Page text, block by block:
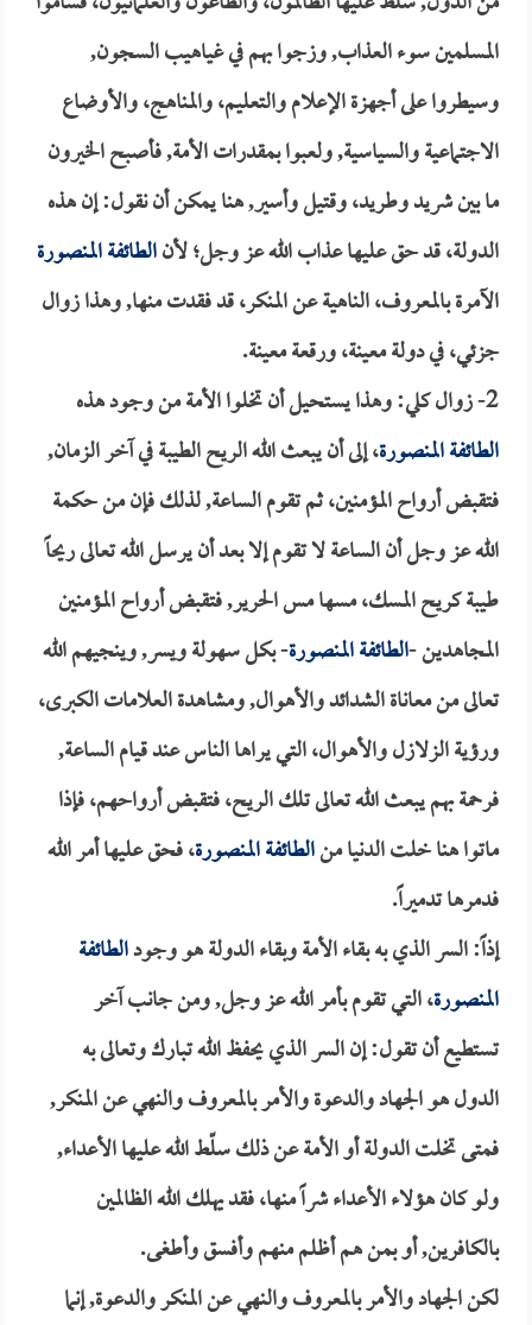
المسلمين سوء العذاب, وزجوا بهم في غياهيب السجون,
وسيطروا على أجهزة الإعلام والتعليم، والمناهج، والأوضاع
الاجتماعية والسياسية, ولعبوا بمقدرات الأمة, فأصبح الخيرون
ما بين شريد وطريد، وقتيل وأسير, هنا يمكن أن نقول: إن هذه
الدولة، قد حق عليها عذاب الله عز وجل؛ لأنالطائفة المنصورة
الآمرة بالمعروف، الناهية عن المنكر، قد فقدت منها, وهذا زوال
جزئي، في دولة معينة، ورقعة معينة.
2- زوال كلي: وهذا يستحيل أن تخلوا الأمة من وجود هذه
الطائفة المنصورة، إلى أن يبعث الله الريح الطيبة في آخر الزمان,
فتقبض أرواح المؤمنين، ثم تقوم الساعة, لذلك فإن من حكمة
الله عز وجل أن الساعة لا تقوم إلا بعد أن يرسل الله تعالى ريحاً
طيبة كريح المسك، مسها مس الحرير, فتقبض أرواح المؤمنين
المجاهدين -الطائفة المنصورة- بكل سهولة ويسر, وينجيهم الله
تعالى من معاناة الشدائد والأهوال, ومشاهدة العلامات الكبرى،
ورؤية الزلازل والأهوال، التي يراها الناس عند قيام الساعة,
فرحمة بهم يبعث الله تعالى تلك الريح، فتقبض أرواحهم، فإذا
ماتوا هنا خلت الدنيا منالطائفة المنصورة، فحق عليها أمر الله
فدمرها تدميراً.
إذاً: السر الذي به بقاء الأمة وبقاء الدولة هو وجودالطائفة
المنصورة، التي تقوم بأمر الله عز وجل, ومن جانب آخر
تستطيع أن تقول: إن السر الذي يحفظ الله تبارك وتعالى به
الدول هو الجهاد والدعوة والأمر بالمعروف والنهي عن المنكر,
فمتى تخلت الدولة أو الأمة عن ذلك سلّط الله عليها الأعداء,
ولو كان هؤلاء الأعداء شراً منها، فقد يهلك الله الظالمين
بالكافرين, أو بمن هم أظلم منهم وأفسق وأطغى.
لكن الجهاد والأمر بالمعروف والنهي عن المنكر والدعوة, إنما